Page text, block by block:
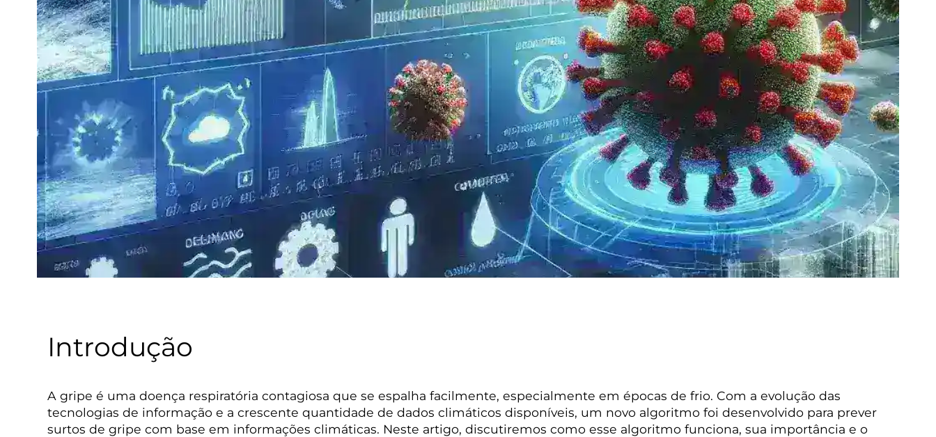
Introdução
A gripe é uma doença respiratória contagiosa que se espalha facilmente, especialmente em épocas de frio. Com a evolução das
tecnologias de informação e a crescente quantidade de dados climáticos disponíveis, um novo algoritmo foi desenvolvido para prever
surtos de gripe com base em informações climáticas. Neste artigo, discutiremos como esse algoritmo funciona, sua importância e o